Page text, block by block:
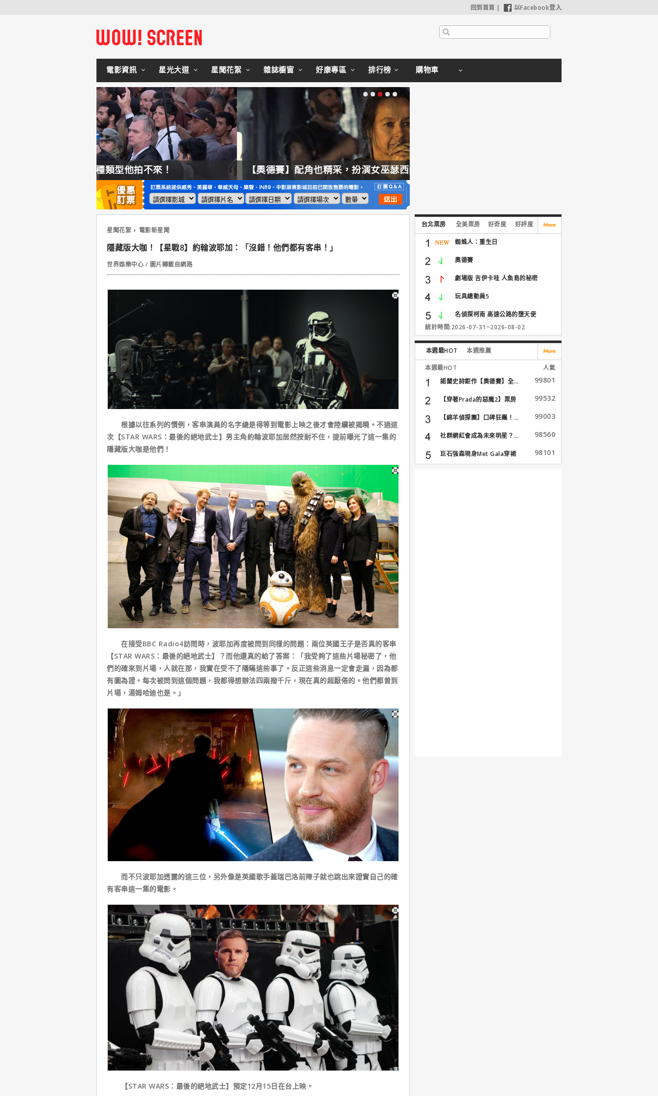
回到首頁 | 以Facebook登入
電影資訊 星光大道 星聞花絮 雜誌櫥窗 好康專區 排行榜 購物車
【奧德賽】配角也精采，扮演女巫瑟西的心情？珊曼莎莫頓：「感覺就像重生」
星聞花絮 電影新星聞
隱藏版大咖！【星戰8】約翰波耶加：「沒錯！他們都有客串！」
世界娛樂中心 / 圖片轉載自網路
根據以往系列的慣例，客串演員的名字總是得等到電影上映之後才會陸續被揭曉。不過這
次【STAR WARS：最後的絕地武士】男主角約翰波耶加居然按耐不住，提前曝光了這一集的
隱藏版大咖是他們！
在接受BBC Radio4訪問時，波耶加再度被問到同樣的問題：兩位英國王子是否真的客串
【STAR WARS：最後的絕地武士】？而他還真的給了答案：「我受夠了這些片場秘密了，他
們的確來到片場，人就在那，我實在受不了隱瞞這些事了。反正這些消息一定會走漏，因為都
有圖為證。每次被問到這個問題，我都得想辦法四兩撥千斤，現在真的超厭倦的。他們都曾到
片場，湯姆哈迪也是。」
而不只波耶加透露的這三位，另外像是英國歌手蓋瑞巴洛前陣子就也跳出來證實自己的確
有客串這一集的電影。
【STAR WARS：最後的絕地武士】預定12月15日在台上映。
台北票房 全美票房 好奇度 好評度
蜘蛛人：重生日
奧德賽
劇場版 吉伊卡哇 人魚島的秘密
玩具總動員5
名偵探柯南 高速公路的墮天使
統計時間:2026-07-31~2026-08-02
本週最HOT 本週推薦
本週最HOT
人氣
諾蘭史詩鉅作【奧德賽】全...
99801
【穿著Prada的惡魔2】票房
99532
【綿羊偵探團】口碑狂飆！... 99003
社群網紅會成為未來明星？... 98560
巨石強森現身Met Gala穿裙
子...
98101